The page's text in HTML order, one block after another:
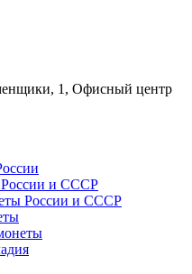
1, Офисный центр
России и СССР
России и СССР